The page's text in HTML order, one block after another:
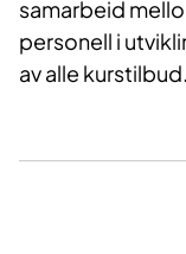
samarbeid
personell i
av alle kurstilbud.